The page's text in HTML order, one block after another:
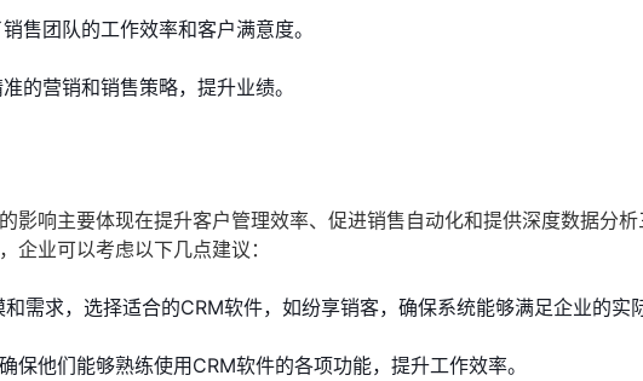
售团队的工作效率和客户满意度。
的营销和销售策略，提升业绩。
影响主要体现在提升客户管理效率、促进销售自动化和提供深度数据分析
企业可以考虑以下几点建议：
需求，选择适合的CRM软件，如纷享销客，确保系统能够满足企业的实
保他们能够熟练使用CRM软件的各项功能，提升工作效率。